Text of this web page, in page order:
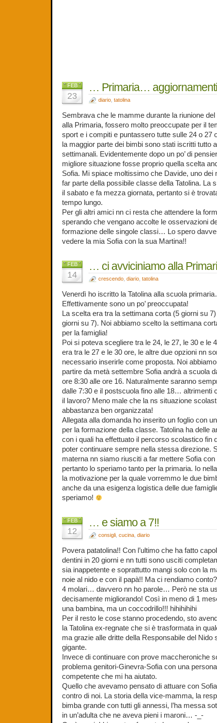
FEB
23
… Primaria… aggiornamenti
diario tatolina
Sembrava che le mamme durante la riunione del
alla Primaria, fossero molto preoccupate per il
sport e i compiti e puntassero tutte sulle 24 o 27
la maggior parte dei bimbi sono stati iscritti tutto
settimanali. Evidentemente dopo un po’ di
migliore situazione fosse proprio quella scelta
Sofia. Mi spiace moltissimo che Davide, uno dei
far parte della possibile classe della Tatolina. La
il sabato e fa mezza giornata, pertanto si è
tempo lungo.
Per gli altri amici nn ci resta che attendere la
sperando che vengano accolte le osservazioni
formazione delle singole classi… Lo spero
vedere la mia Sofia con la sua Martina!!
FEB
14
… ci avviciniamo alla
crescendo diario tatolina
Venerdì ho iscritto la Tatolina alla scuola
Effettivamente sono un po’ preoccupata!
La scelta era tra la settimana corta (5 giorni su
giorni su 7). Noi abbiamo scelto la settimana
per la famiglia!
Poi si poteva scegliere tra le 24, le 27, le 30 e le
era tra le 27 e le 30 ore, le altre due opzioni nn
necessario inserirle come proposta. Noi
partire da metà settembre Sofia andrà a scuola
ore 8:30 alle ore 16. Naturalmente saranno
dalle 7:30 e il postscuola fino alle 18… altrimenti
il lavoro? Meno male che la ns situazione
abbastanza ben organizzata!
Allegata alla domanda ho inserito un foglio con
per la formazione della classe. Tatolina ha delle
con i quali ha effettuato il percorso scolastico fin
poter continuare sempre nella stessa direzione.
materna nn siamo riusciti a far mettere Sofia
pertanto lo speriamo tanto per la primaria. Io
la motivazione per la quale vorremmo le due
anche da una esigenza logistica delle due
speriamo!
FEB
12
… e siamo a 7!!
consigli cucina diario
Povera patatolina!! Con l’ultimo che ha fatto
dentini in 20 giorni e nn tutti sono usciti
sia inappetente e soprattutto mangi solo con la
noie al nido e con il papà!! Ma ci rendiamo
4 molari… davvero nn ho parole… Però ne sta
decisamente migliorando! Così in meno di 1
una bambina, ma un coccodrillo!!! hihihihihi
Per il resto le cose stanno procedendo, sto
la Tatolina ex-regnate che si è trasformata in
ma grazie alle dritte della Responsabile del Nido
gigante.
Invece di continuare con prove maccheroniche
problema genitori-Ginevra-Sofia con una
competente che mi ha aiutato.
Quello che avevamo pensato di attuare con
contro di noi. La storia della vice-mamma, la
bimba grande con tutti gli annessi, l’ha messa
in un’adulta che ne aveva pieni i maroni… -_-